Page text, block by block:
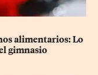
alimentarios: Lo
gimnasio